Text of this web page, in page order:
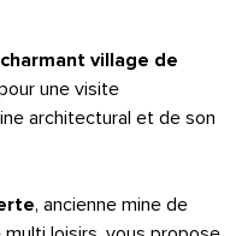
charmant village de
une visite
architectural et de son
, ancienne mine de